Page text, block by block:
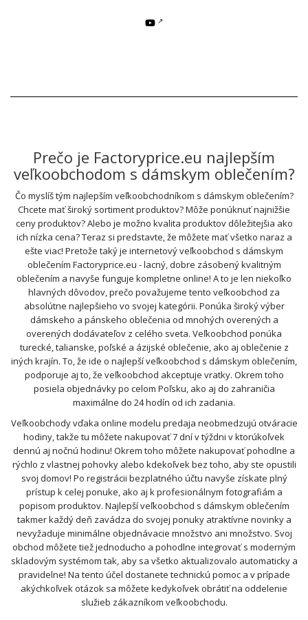
Prečo je Factoryprice.eu najlepším
veľkoobchodom s dámskym oblečením?
Čo myslíš tým najlepším veľkoobchodníkom s dámskym oblečením?
Chcete mať široký sortiment produktov? Môže ponúknuť najnižšie
ceny produktov? Alebo je možno kvalita produktov dôležitejšia ako
ich nízka cena? Teraz si predstavte, že môžete mať všetko naraz a
ešte viac! Pretože taký je internetový veľkoobchod s dámskym
oblečením Factoryprice.eu - lacný, dobre zásobený kvalitným
oblečením a navyše funguje kompletne online! A to je len niekoľko
hlavných dôvodov, prečo považujeme tento veľkoobchod za
absolútne najlepšieho vo svojej kategórii. Ponúka široký výber
dámskeho a pánskeho oblečenia od mnohých overených a
overených dodávateľov z celého sveta. Veľkoobchod ponúka
turecké, talianske, poľské a ázijské oblečenie, ako aj oblečenie z
iných krajín. To, že ide o najlepší veľkoobchod s dámskym oblečením,
podporuje aj to, že veľkoobchod akceptuje vratky. Okrem toho
posiela objednávky po celom Poľsku, ako aj do zahraničia
maximálne do 24 hodín od ich zadania.
Veľkoobchody vďaka online modelu predaja neobmedzujú otváracie
hodiny, takže tu môžete nakupovať 7 dní v týždni v ktorúkoľvek
dennú aj nočnú hodinu! Okrem toho môžete nakupovať pohodlne a
rýchlo z vlastnej pohovky alebo kdekoľvek bez toho, aby ste opustili
svoj domov! Po registrácii bezplatného účtu navyše získate plný
prístup k celej ponuke, ako aj k profesionálnym fotografiám a
popisom produktov. Najlepší veľkoobchod s dámskym oblečením
takmer každý deň zavádza do svojej ponuky atraktívne novinky a
nevyžaduje minimálne objednávacie množstvo ani množstvo. Svoj
obchod môžete tiež jednoducho a pohodlne integrovať s moderným
skladovým systémom tak, aby sa všetko aktualizovalo automaticky a
pravidelne! Na tento účel dostanete technickú pomoc a v prípade
akýchkoľvek otázok sa môžete kedykoľvek obrátiť na oddelenie
služieb zákazníkom veľkoobchodu.